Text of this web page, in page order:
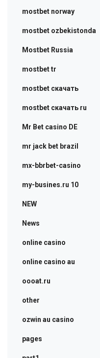
mostbet norway
mostbet ozbekistonda
Mostbet Russia
mostbet tr
mostbet скачать
mostbet скачать ru
Mr Bet casino DE
mr jack bet brazil
mx-bbrbet-casino
my-busines.ru 10
NEW
News
online casino
online casino au
oooat.ru
other
ozwin au casino
pages